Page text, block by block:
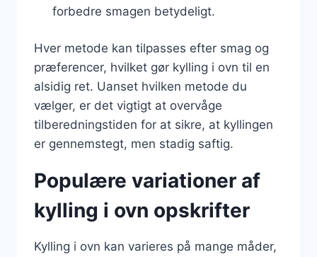
forbedre smagen betydeligt.
Hver metode kan tilpasses efter smag og
præferencer, hvilket gør kylling i ovn til en
alsidig ret. Uanset hvilken metode du
vælger, er det vigtigt at overvåge
tilberedningstiden for at sikre, at kyllingen
er gennemstegt, men stadig saftig.
Populære variationer af
kylling i ovn opskrifter
Kylling i ovn kan varieres på mange måder,